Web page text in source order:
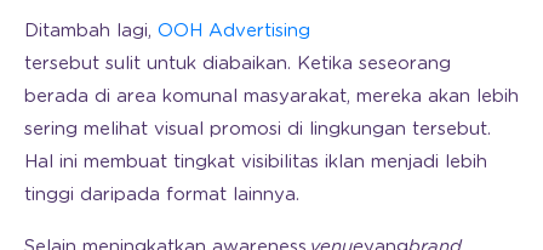
Ditambah lagi, OOH Advertising
tersebut sulit untuk diabaikan. Ketika seseorang
berada di area komunal masyarakat, mereka akan lebih
sering melihat visual promosi di lingkungan tersebut.
Hal ini membuat tingkat visibilitas iklan menjadi lebih
tinggi daripada format lainnya.